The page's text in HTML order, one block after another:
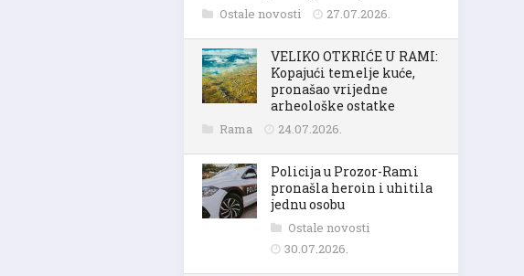
Ostale novosti 27.07.2026.
VELIKO OTKRIĆE U RAMI:
Kopajući temelje kuće,
pronašao vrijedne
arheološke ostatke
Rama 24.07.2026.
Policija u Prozor-Rami
pronašla heroin i uhitila
jednu osobu
Ostale novosti
30.07.2026.